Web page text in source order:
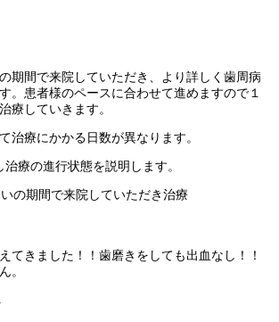
期間で来院していただき、より詳しく歯周病
。患者様のペースに合わせて進めますので１
療していきます。
治療にかかる日数が異なります。
療の進行状態を説明します。
てきました！！歯磨きをしても出血なし！！
。